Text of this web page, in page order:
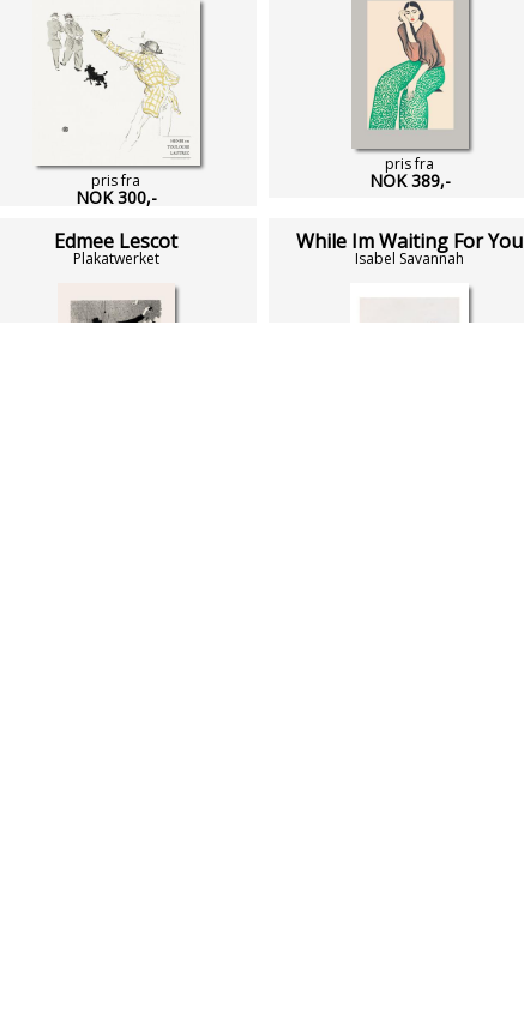
pris fra
NOK 300,-
pris fra
NOK 389,-
Edmee Lescot
Plakatwerket
While Im Waiting For You
Isabel Savannah